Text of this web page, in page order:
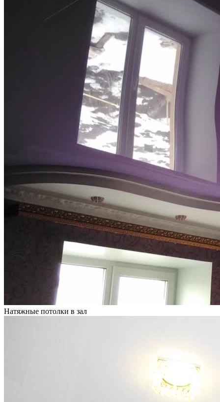
Натяжные потолки в зал